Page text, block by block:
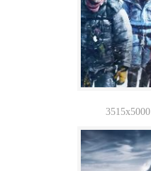
3515x5000